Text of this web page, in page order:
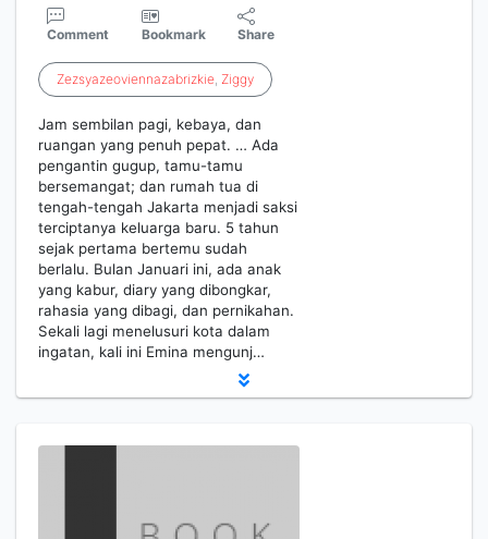
Comment Bookmark Share
Zezsyazeoviennazabrizkie, Ziggy
Jam sembilan pagi, kebaya, dan
ruangan yang penuh pepat. … Ada
pengantin gugup, tamu-tamu
bersemangat; dan rumah tua di
tengah-tengah Jakarta menjadi saksi
terciptanya keluarga baru. 5 tahun
sejak pertama bertemu sudah
berlalu. Bulan Januari ini, ada anak
yang kabur, diary yang dibongkar,
rahasia yang dibagi, dan pernikahan.
Sekali lagi menelusuri kota dalam
ingatan, kali ini Emina mengunj…